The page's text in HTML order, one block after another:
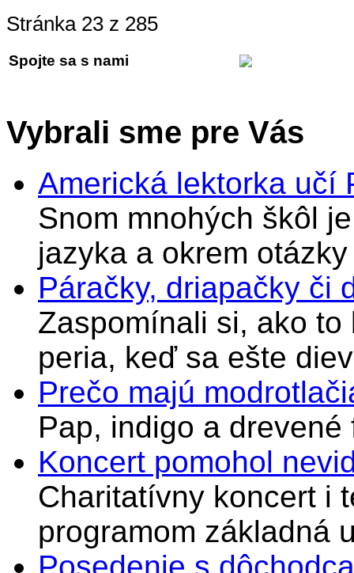
Stránka 23 z 285
Spojte sa s nami
Vybrali sme pre Vás
Americká lektorka učí
Snom mnohých škôl
jazyka a okrem
Páračky, driapačky či
Zaspomínali si, ako
peria, keď sa ešte
Prečo majú
Pap, indigo a drevené
Koncert pomohol
Charitatívny koncert i
programom základná
Posedenie s